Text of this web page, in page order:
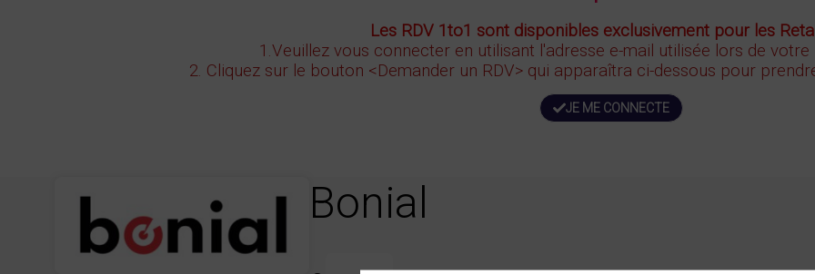
Les RDV 1to1 sont disponibles exclusivement pour les
1.Veuillez vous connecter en utilisant l'adresse e-mail utilisée lors de
2. Cliquez sur le bouton <Demander un RDV> qui apparaîtra ci-dessous pour
JE ME CONNECTE
Bonial